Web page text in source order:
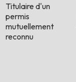
Titulaire d'un
permis
mutuellement
reconnu